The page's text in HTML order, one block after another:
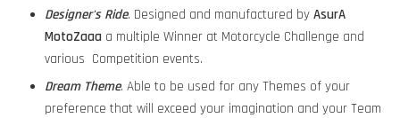
Designer's Ride. Designed and manufactured by AsurA
MotoZaaa a multiple Winner at Motorcycle Challenge and
various Competition events.
Dream Theme. Able to be used for any Themes of your
preference that will exceed your imagination and your Team